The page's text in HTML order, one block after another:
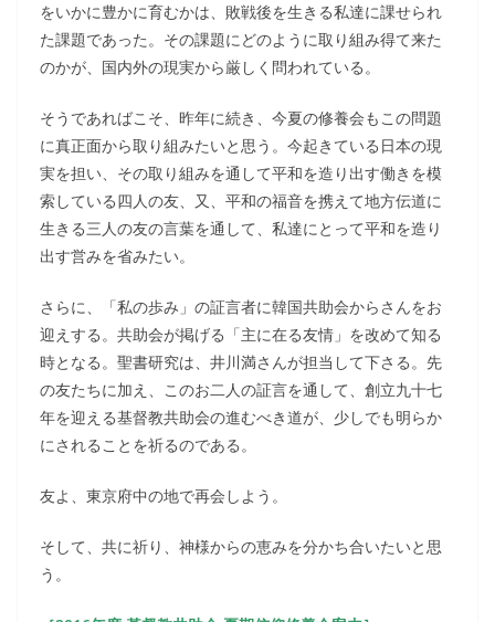
をいかに豊かに育むかは、敗戦後を生きる私達に課せられ
た課題であった。その課題にどのように取り組み得て来た
のかが、国内外の現実から厳しく問われている。
そうであればこそ、昨年に続き、今夏の修養会もこの問題
に真正面から取り組みたいと思う。今起きている日本の現
実を担い、その取り組みを通して平和を造り出す働きを模
索している四人の友、又、平和の福音を携えて地方伝道に
生きる三人の友の言葉を通して、私達にとって平和を造り
出す営みを省みたい。
さらに、「私の歩み」の証言者に韓国共助会からさんをお
迎えする。共助会が掲げる「主に在る友情」を改めて知る
時となる。聖書研究は、井川満さんが担当して下さる。先
の友たちに加え、このお二人の証言を通して、創立九十七
年を迎える基督教共助会の進むべき道が、少しでも明らか
にされることを祈るのである。
友よ、東京府中の地で再会しよう。
そして、共に祈り、神様からの恵みを分かち合いたいと思
う。